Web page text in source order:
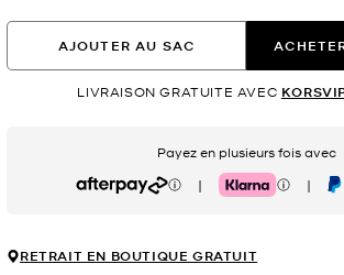
AJOUTER AU SAC
LIVRAISON GRATUITE AVEC
Payez en plusieurs fois avec
Afterpay | Klarna |
RETRAIT EN BOUTIQUE GRATUIT